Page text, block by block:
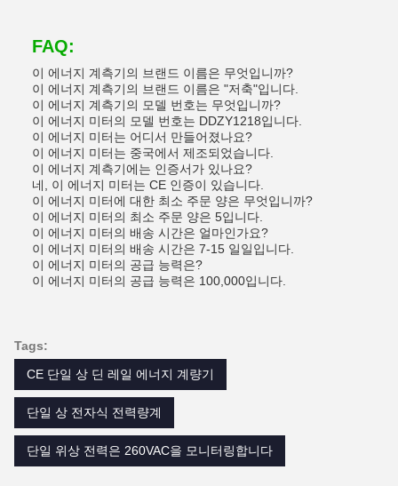
FAQ:
이 에너지 계측기의 브랜드 이름은 무엇입니까?
이 에너지 계측기의 브랜드 이름은 "저축"입니다.
이 에너지 계측기의 모델 번호는 무엇입니까?
이 에너지 미터의 모델 번호는 DDZY1218입니다.
이 에너지 미터는 어디서 만들어졌나요?
이 에너지 미터는 중국에서 제조되었습니다.
이 에너지 계측기에는 인증서가 있나요?
네, 이 에너지 미터는 CE 인증이 있습니다.
이 에너지 미터에 대한 최소 주문 양은 무엇입니까?
이 에너지 미터의 최소 주문 양은 5입니다.
이 에너지 미터의 배송 시간은 얼마인가요?
이 에너지 미터의 배송 시간은 7-15 일일입니다.
이 에너지 미터의 공급 능력은?
이 에너지 미터의 공급 능력은 100,000입니다.
Tags:
CE 단일 상 딘 레일 에너지 계량기
단일 상 전자식 전력량계
단일 위상 전력은 260VAC을 모니터링합니다